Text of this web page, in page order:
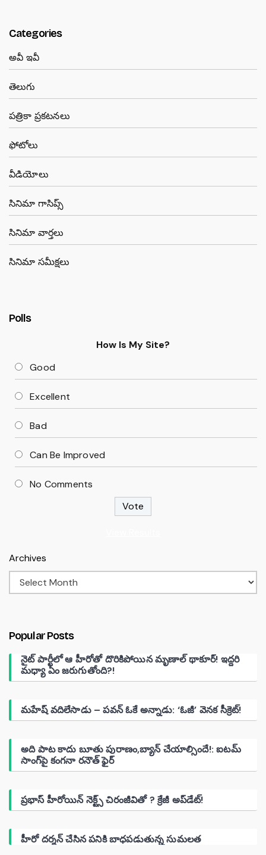
Categories
అవీ ఇవీ
తెలుగు
పత్రికా ప్రకటనలు
ఫోటోలు
వీడియోలు
సినిమా గాసిప్స్
సినిమా వార్తలు
సినిమా సమీక్షలు
Polls
How Is My Site?
Good
Excellent
Bad
Can Be Improved
No Comments
Archives
Popular Posts
నైట్ పార్టీలో ఆ హీరోతో దొరికిపోయిన మృణాల్ థాకూర్! ఇద్దరి
మధ్యా ఏం జరుగుతోంది?!
మహేష్ వదిలేసాడు – పవన్ ఓకే అన్నాడు: ‘ఓజీ’ వెనక సీక్రెట్!
అది పాట కాదు బూతు పురాణం,బ్యాన్ చేయాల్సిందే!: ఐటమ్
సాంగ్‌పై కంగనా రనౌత్ ఫైర్
ప్రభాస్ హీరోయిన్ నెక్ట్స్ చిరంజీవితో ? క్రేజీ అప్‌డేట్!
హీరో దర్శన్ చేసిన పనికి బాధపడుతున్న సుమలత